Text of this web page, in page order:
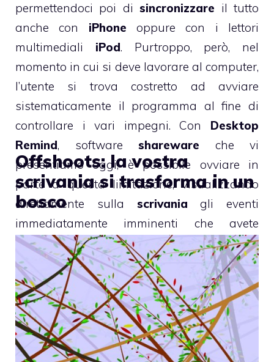
permettendoci poi disincronizzare il tutto
anche con iPhone oppure con i lettori
multimediali iPod. Purtroppo, però, nel
momento in cui si deve lavorare al computer,
l’utente si trova costretto ad avviare
sistematicamente il programma al fine di
controllare i vari impegni. Con Desktop
Remind, software shareware che vi
presentiamo oggi, è possibile ovviare in
parte a questa limitazione, visualizzando
direttamente sulla scrivania gli eventi
immediatamente imminenti che avete
inserito iniCal.
Offshoots: la vostra
scrivania si trasforma in un
bosco